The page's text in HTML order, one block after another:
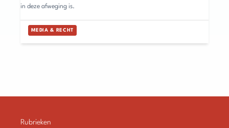
in deze afweging is.
MEDIA & RECHT
Rubrieken